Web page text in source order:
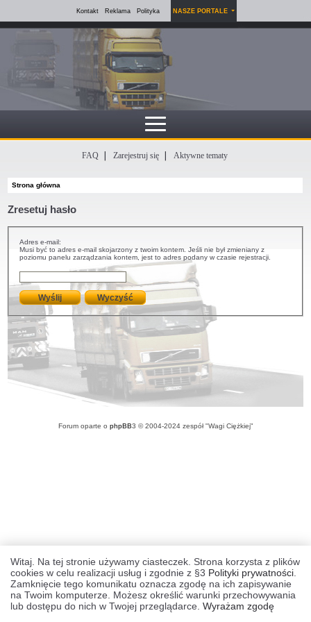
Kontakt Reklama Polityka NASZE PORTALE
FAQ Zarejestruj się Aktywne tematy
Strona główna
Zresetuj hasło
Adres e-mail:
Musi być to adres e-mail skojarzony z twoim kontem. Jeśli nie był zmieniany z
poziomu panelu zarządzania kontem, jest to adres podany w czasie rejestracji.
Witaj. Na tej stronie używamy ciasteczek. Strona korzysta z plików
cookies w celu realizacji usług i zgodnie z §3 Polityki prywatności
Zamknięcie tego komunikatu oznacza zgodę na ich zapisywanie
na Twoim komputerze. Możesz określić warunki przechowywania
lub dostępu do nich w Twojej przeglądarce. Wyrażam zgodę
Forum oparte o phpBB3 © 2004-2024 zespół "Wagi Ciężkiej"